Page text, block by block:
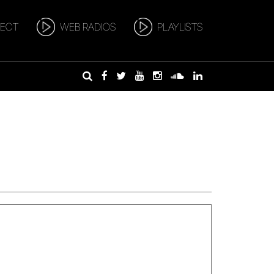
PLAYLISTS
WEB RADIOS